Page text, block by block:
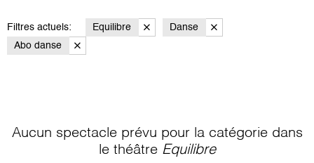
Filtres actuels: Equilibre
Danse
Abo danse
Aucun spectacle prévu pour la catégorie dans
le théâtre Equilibre